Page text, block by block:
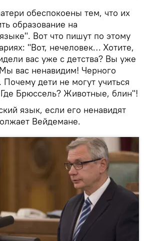
обеспокоены тем, что их
образование на
Вот что пишут по этому
"Вот, нечеловек… Хотите,
вас уже с детства? Вы уже
вас ненавидим! Черного
дети не могут учиться
Брюссель? Животные, блин"!
язык, если его ненавидят
Вейдемане.